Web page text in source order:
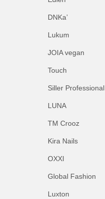
DNKa’
Lukum
JOIA vegan
Touch
Siller Professional
LUNA
ТМ Crooz
Kira Nails
OXXI
Global Fashion
Luxton